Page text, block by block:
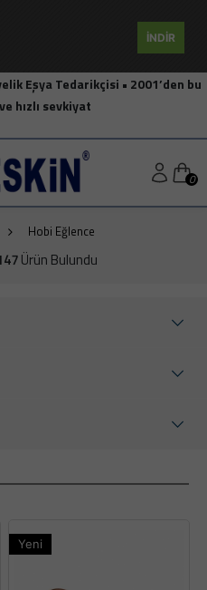
İNDİR
Eşya Tedarikçisi • 2001’den bu
hızlı sevkiyat
0
Hobi Eğlence
Ürün Bulundu
Yeni